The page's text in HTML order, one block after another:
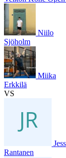
Niilo
Sjöholm
Miika
Erkkilä
VS
Rantanen